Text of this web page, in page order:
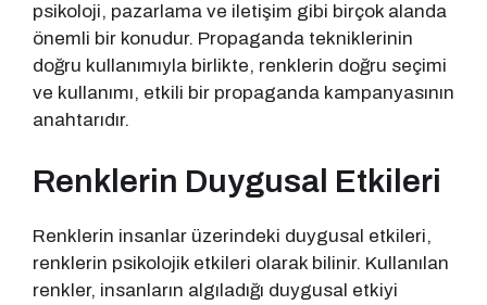
psikoloji, pazarlama ve iletişim gibi birçok alanda
önemli bir konudur. Propaganda tekniklerinin
doğru kullanımıyla birlikte, renklerin doğru seçimi
ve kullanımı, etkili bir propaganda kampanyasının
anahtarıdır.
Renklerin Duygusal Etkileri
Renklerin insanlar üzerindeki duygusal etkileri,
renklerin psikolojik etkileri olarak bilinir. Kullanılan
renkler, insanların algıladığı duygusal etkiyi